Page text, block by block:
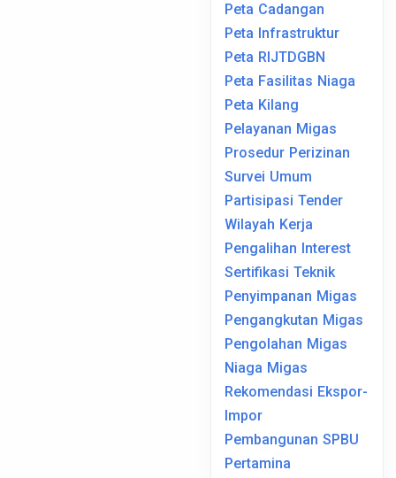
Peta Cadangan
Peta Infrastruktur
Peta RIJTDGBN
Peta Fasilitas Niaga
Peta Kilang
Pelayanan Migas
Prosedur Perizinan
Survei Umum
Partisipasi Tender
Wilayah Kerja
Pengalihan Interest
Sertifikasi Teknik
Penyimpanan Migas
Pengangkutan Migas
Pengolahan Migas
Niaga Migas
Rekomendasi Ekspor-
Impor
Pembangunan SPBU
Pertamina